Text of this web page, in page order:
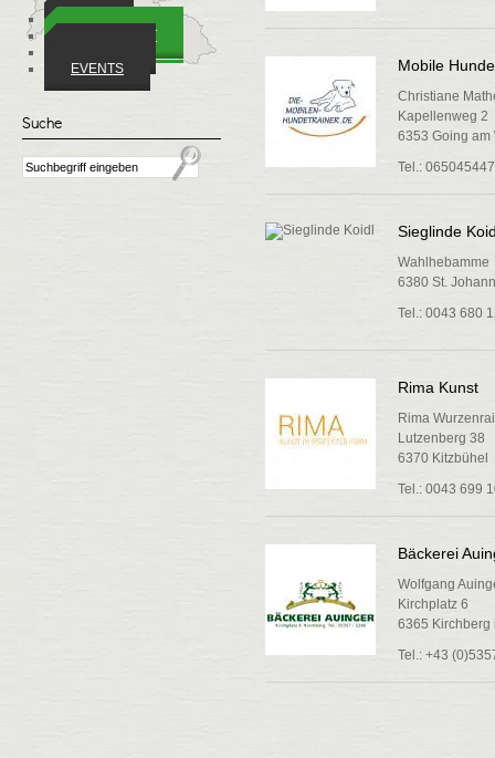
WIRTSCHAFT
EVENTS
Suche
Mobile
Christiane
Kapellenweg 2
6353 Going am
Tel.:
Sieglinde
Wahlhebamme
6380 St.
Tel.: 0043 680
Rima Kunst
Rima
Lutzenberg 38
6370 Kitzbühel
Tel.: 0043 699
Bäckerei
Wolfgang
Kirchplatz 6
6365 Kirchberg
Tel.: +43